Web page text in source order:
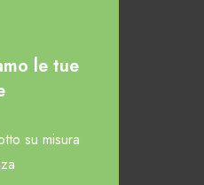
le tue
su misura